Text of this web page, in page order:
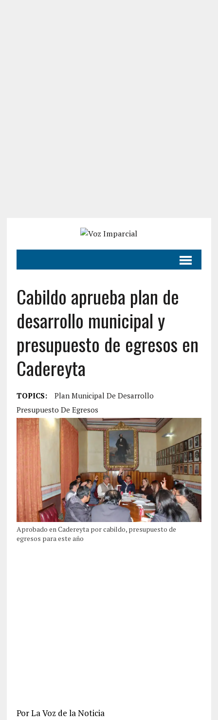
Cabildo aprueba plan de
desarrollo municipal y
presupuesto de egresos en
Cadereyta
TOPICS:
Plan Municipal De Desarrollo
Presupuesto De Egresos
Aprobado en Cadereyta por cabildo, presupuesto de
egresos para este año
Por La Voz de la Noticia